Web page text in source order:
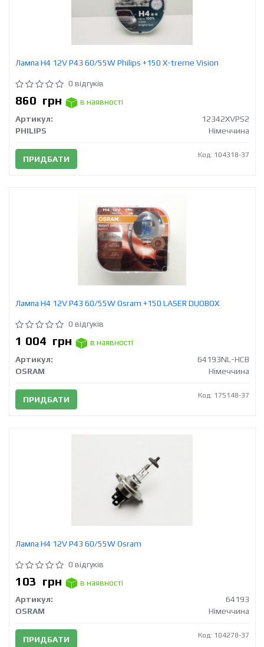
Лампа H4 12V Р43 60/55W Philips +150 X-treme Vision
0 відгуків
860 грн
в наявності
Артикул:
12342XVPS2
PHILIPS
Німеччина
ПРИДБАТИ Код: 104318-37
Лампа H4 12V Р43 60/55W Osram +150 LASER DUOBOX
0 відгуків
1 004 грн
в наявності
Артикул:
64193NL-HCB
OSRAM
Німеччина
ПРИДБАТИ Код: 175148-37
Лампа H4 12V Р43 60/55W Osram
0 відгуків
103 грн
в наявності
Артикул:
64193
OSRAM
Німеччина
ПРИДБАТИ Код: 104278-37